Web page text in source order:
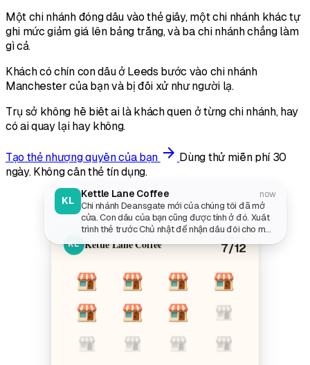
Một chi nhánh đóng dấu vào thẻ giấy, một chi nhánh khác tự
ghi mức giảm giá lên bảng trắng, và ba chi nhánh chẳng làm
gì cả.
Khách có chín con dấu ở Leeds bước vào chi nhánh
Manchester của bạn và bị đối xử như người lạ.
Trụ sở không hề biết ai là khách quen ở từng chi nhánh, hay
có ai quay lại hay không.
Tạo thẻ nhượng quyền của bạn arrow_forward Dùng thử miễn phí 30
ngày. Không cần thẻ tín dụng.
KL
Kettle Lane Coffee now
Chi nhánh Deansgate mới của chúng tôi đã mở
cửa. Con dấu của bạn cũng được tính ở đó. Xuất
trình thẻ trước Chủ nhật để nhận dấu đôi cho mọi
KL Kettle Lane Coffee 7/12